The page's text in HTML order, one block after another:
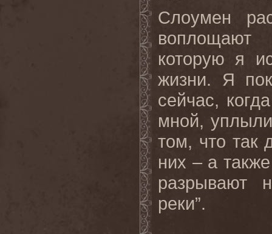
Слоумен
которую я
жизни. Я
сейчас,
мной,
том, что так
них – а
разрывают
реки”.